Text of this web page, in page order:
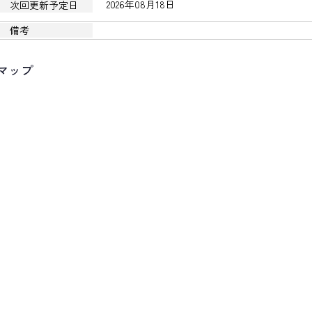
次回更新予定日
2026年08月18日
備考
ップ